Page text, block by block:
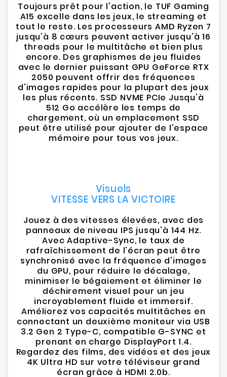
Toujours prêt pour l'action, le TUF Gaming
A15 excelle dans les jeux, le streaming et
tout le reste. Les processeurs AMD Ryzen 7
jusqu'à 8 cœurs peuvent activer jusqu'à 16
threads pour le multitâche et bien plus
encore. Des graphismes de jeu fluides
avec le dernier puissant GPU GeForce RTX
2050 peuvent offrir des fréquences
d'images rapides pour la plupart des jeux
les plus récents. SSD NVME PCIe Jusqu'à
512 Go accélère les temps de
chargement, où un emplacement SSD
peut être utilisé pour ajouter de l'espace
mémoire pour tous vos jeux.
Visuels
VITESSE VERS LA VICTOIRE
Jouez à des vitesses élevées, avec des
panneaux de niveau IPS jusqu'à 144 Hz.
Avec Adaptive-Sync, le taux de
rafraîchissement de l'écran peut être
synchronisé avec la fréquence d'images
du GPU, pour réduire le décalage,
minimiser le bégaiement et éliminer le
déchirement visuel pour un jeu
incroyablement fluide et immersif.
Améliorez vos capacités multitâches en
connectant un deuxième moniteur via USB
3.2 Gen 2 Type-C, compatible G-SYNC et
prenant en charge DisplayPort 1.4.
Regardez des films, des vidéos et des jeux
4K Ultra HD sur votre téléviseur grand
écran grâce à HDMI 2.0b.